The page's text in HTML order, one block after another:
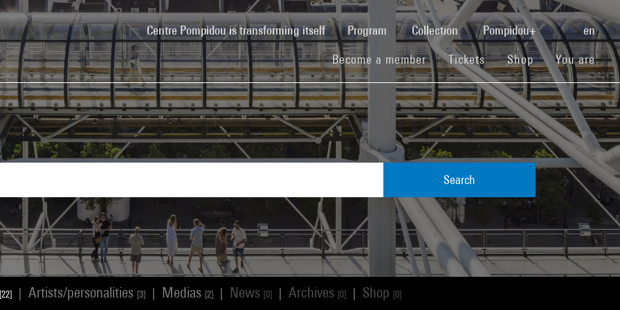
Centre Pompidou is transforming itself(current)Program Collection Pompidou+ en
Become a member(current)
Tickets(current)
Shop(current)You are
Search
[22] Artists/personalities [3] Medias [2] News [0] Archives [0] Shop [0]